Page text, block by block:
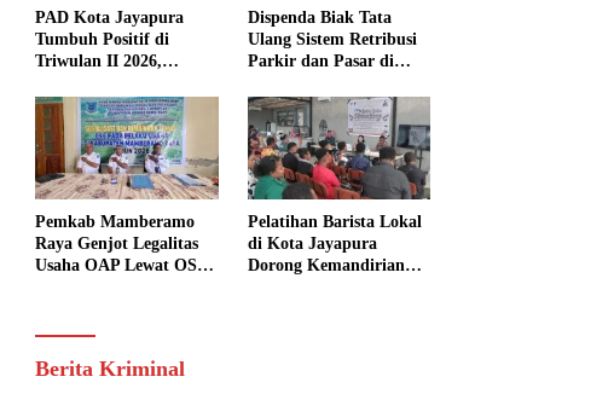
PAD Kota Jayapura
Tumbuh Positif di
Triwulan II 2026,
Target
Dispenda Biak Tata
Ulang Sistem Retribusi
Parkir dan Pasar di
Pemkab Mamberamo
Raya Genjot Legalitas
Usaha OAP Lewat OSS,
Pelatihan Barista Lokal
di Kota Jayapura
Dorong Kemandirian
Berita Kriminal